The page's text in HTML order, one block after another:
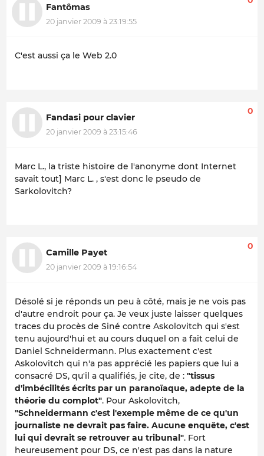
Fantômas
20 janvier 2009 à 23:19:55
C'est aussi ça le Web 2.0
Fandasi pour clavier
20 janvier 2009 à 23:15:46
0
Marc L., la triste histoire de l'anonyme dont Internet
savait tout] Marc L. , s'est donc le pseudo de
Sarkolovitch?
Camille Payet
20 janvier 2009 à 19:16:54
0
Désolé si je réponds un peu à côté, mais je ne vois pas
d'autre endroit pour ça. Je veux juste laisser quelques
traces du procès de Siné contre Askolovitch qui s'est
tenu aujourd'hui et au cours duquel on a fait celui de
Daniel Schneidermann. Plus exactement c'est
Askolovitch qui n'a pas apprécié les papiers que lui a
consacré DS, qu'il a qualifiés, je cite, de : "tissus
d'imbécilités écrits par un paranoïaque, adepte de la
théorie du complot". Pour Askolovitch,
"Schneidermann c'est l'exemple même de ce qu'un
journaliste ne devrait pas faire. Aucune enquête, c'est
lui qui devrait se retrouver au tribunal". Fort
heureusement pour DS, ce n'est pas dans la nature